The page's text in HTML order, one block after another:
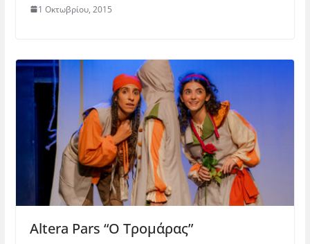
1 Οκτωβρίου, 2015
Altera Pars “O Τρομάρας”